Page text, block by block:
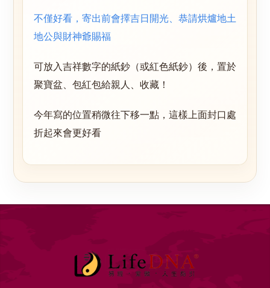
不僅好看，寄出前會擇吉日開光、恭請烘爐地土
地公與財神爺賜福
可放入吉祥數字的紙鈔（或紅色紙鈔）後，置於
聚寶盆、包紅包給親人、收藏！
今年寫的位置稍微往下移一點，這樣上面封口處
折起來會更好看